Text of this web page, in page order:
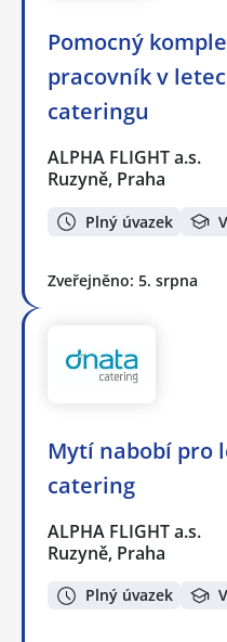
Pomocný
pracovník v
cateringu
ALPHA FLIGHT a.s.
Ruzyně, Praha
Plný úvazek
Zveřejněno: 5. srpna
Mytí nabobí pro
catering
ALPHA FLIGHT a.s.
Ruzyně, Praha
Plný úvazek